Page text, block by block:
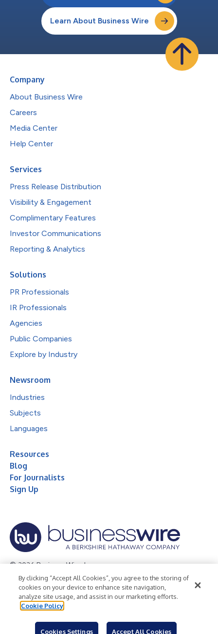
Learn About Business Wire
Company
About Business Wire
Careers
Media Center
Help Center
Services
Press Release Distribution
Visibility & Engagement
Complimentary Features
Investor Communications
Reporting & Analytics
Solutions
PR Professionals
IR Professionals
Agencies
Public Companies
Explore by Industry
Newsroom
Industries
Subjects
Languages
Resources
Blog
For Journalists
Sign Up
© 2026 Business Wire, Inc.
Privacy Policy Cookie Policy
Accessibility Statement
Terms of Use
Legal
By clicking “Accept All Cookies”, you agree to the storing of
cookies on your device to enhance site navigation,
analyze site usage, and assist in our marketing efforts.
Cookie Policy
Cookies Settings Accept All Cookies